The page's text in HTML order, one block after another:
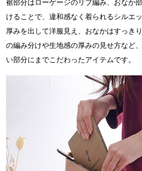
裾部分はローゲージのリブ編み、おなか
けることで、違和感なく着られるシルエ
厚みを出して洋服見え、おなかはすっき
の編み分けや生地感の厚みの見せ方など
い部分にまでこだわったアイテムです。